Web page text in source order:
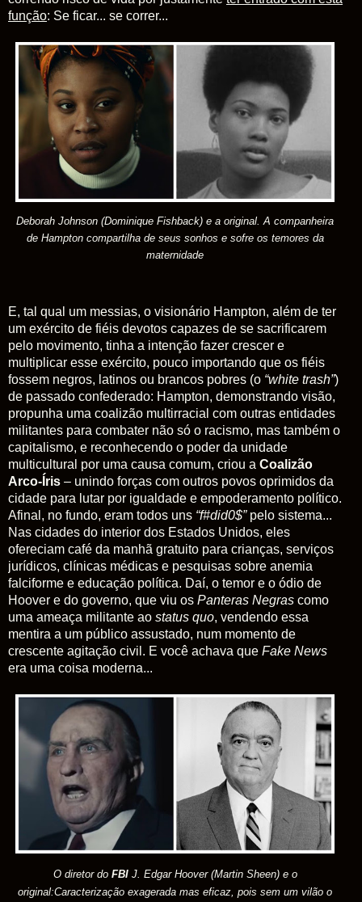
função: Se ficar... se correr...
Deborah Johnson (Dominique Fishback) e a original. A companheira
de Hampton compartilha de seus sonhos e sofre os temores da
maternidade
E, tal qual um messias, o visionário Hampton, além de ter
um exército de fiéis devotos capazes de se sacrificarem
pelo movimento, tinha a intenção fazer crescer e
multiplicar esse exército, pouco importando que os fiéis
fossem negros, latinos ou brancos pobres (o “white trash”)
de passado confederado: Hampton, demonstrando visão,
propunha uma coalizão multirracial com outras entidades
militantes para combater não só o racismo, mas também o
capitalismo, e reconhecendo o poder da unidade
multicultural por uma causa comum, criou a Coalizão
Arco-Íris – unindo forças com outros povos oprimidos da
cidade para lutar por igualdade e empoderamento político.
Afinal, no fundo, eram todos uns “f#did0$”pelo sistema...
Nas cidades do interior dos Estados Unidos, eles
ofereciam café da manhã gratuito para crianças, serviços
jurídicos, clínicas médicas e pesquisas sobre anemia
falciforme e educação política. Daí, o temor e o ódio de
Hoover e do governo, que viu os Panteras Negras como
uma ameaça militante ao status quo, vendendo essa
mentira a um público assustado, num momento de
crescente agitação civil. E você achava que Fake News
era uma coisa moderna...
O diretor do FBI J. Edgar Hoover (Martin Sheen) e o
original:Caracterização exagerada mas eficaz, pois sem um vilão o